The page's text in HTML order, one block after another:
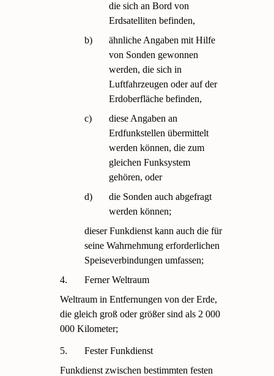
die sich an Bord von
Erdsatelliten befinden,
b)
ähnliche Angaben mit Hilfe
von Sonden gewonnen
werden, die sich in
Luftfahrzeugen oder auf der
Erdoberfläche befinden,
c)
diese Angaben an
Erdfunkstellen übermittelt
werden können, die zum
gleichen Funksystem
gehören, oder
d)
die Sonden auch abgefragt
werden können;
dieser Funkdienst kann auch die für
seine Wahrnehmung erforderlichen
Speiseverbindungen umfassen;
4.
Ferner Weltraum
Weltraum in Entfernungen von der Erde,
die gleich groß oder größer sind als 2 000
000 Kilometer;
5.
Fester Funkdienst
Funkdienst zwischen bestimmten festen